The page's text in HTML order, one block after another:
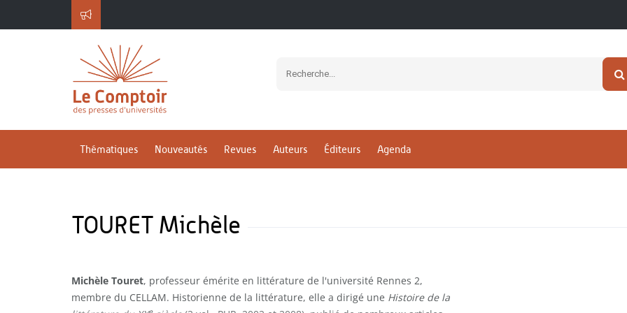
Thématiques Nouveautés Revues Auteurs Éditeurs Agenda
TOURET Michèle
Michèle Touret, professeur émérite en littérature de l'université Rennes 2,
membre du CELLAM. Historienne de la littérature, elle a dirigé une Histoire de la